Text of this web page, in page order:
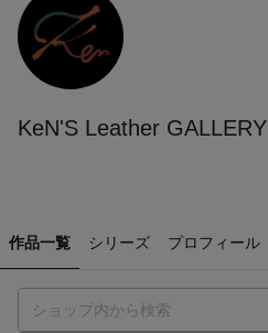
KeN'S Leather GALLERY
作品一覧 シリーズ プロフィール